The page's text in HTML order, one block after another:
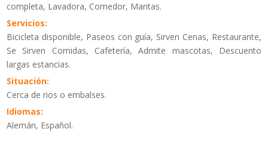
completa, Lavadora, Comedor, Mantas.
Servicios:
Bicicleta disponible, Paseos con guía, Sirven Cenas, Restaurante,
Se Sirven Comidas, Cafetería, Admite mascotas, Descuento
largas estancias.
Situación:
Cerca de rios o embalses.
Idiomas:
Alemán, Español.